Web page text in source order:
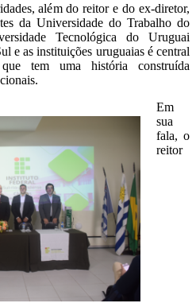
além do reitor e do ex-diretor,
da Universidade do Trabalho do
Tecnológica do Uruguai
e as instituições uruguaias é central
tem uma história construída
Em
sua
fala, o
reitor